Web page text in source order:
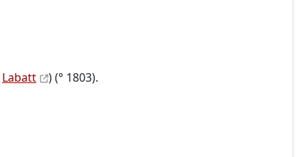
Labatt
) (° 1803).